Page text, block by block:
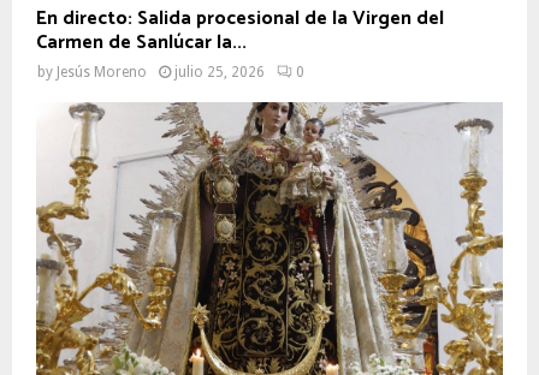
En directo: Salida procesional de la Virgen del
Carmen de Sanlúcar la...
by Jesús Moreno julio 25, 2026 0